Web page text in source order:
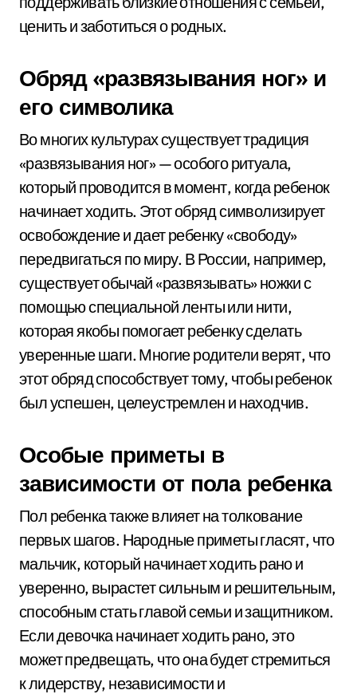
ценить и заботиться о родных.
Обряд «развязывания ног» и
его символика
Во многих культурах существует традиция
«развязывания ног» — особого ритуала,
который проводится в момент, когда ребенок
начинает ходить. Этот обряд символизирует
освобождение и дает ребенку «свободу»
передвигаться по миру. В России, например,
существует обычай «развязывать» ножки с
помощью специальной ленты или нити,
которая якобы помогает ребенку сделать
уверенные шаги. Многие родители верят, что
этот обряд способствует тому, чтобы ребенок
был успешен, целеустремлен и находчив.
Особые приметы в
зависимости от пола ребенка
Пол ребенка также влияет на толкование
первых шагов. Народные приметы гласят, что
мальчик, который начинает ходить рано и
уверенно, вырастет сильным и решительным,
способным стать главой семьи и защитником.
Если девочка начинает ходить рано, это
может предвещать, что она будет стремиться
к лидерству, независимости и